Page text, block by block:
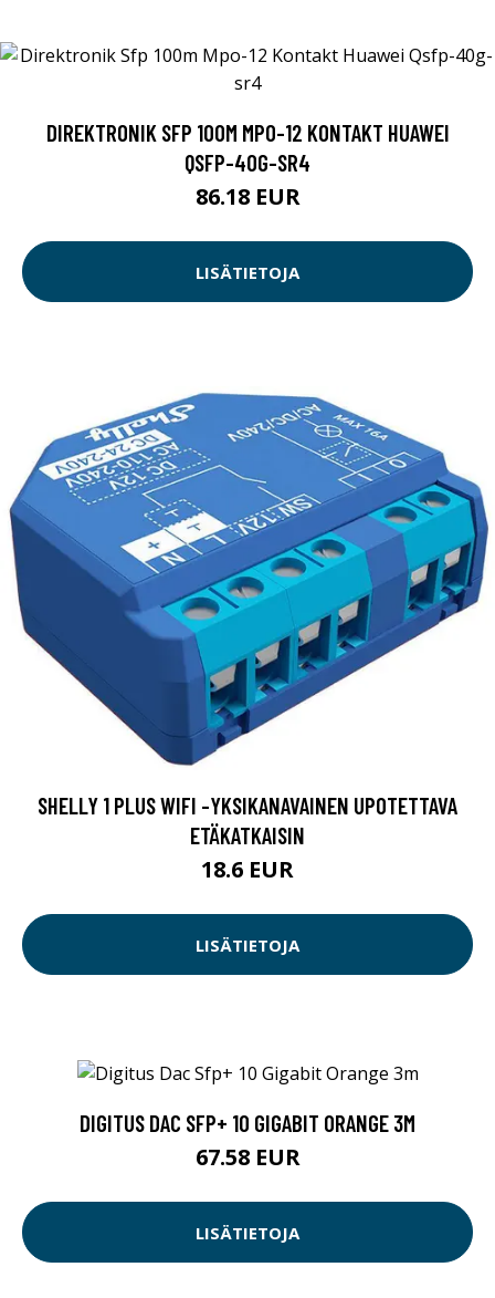
DIREKTRONIK SFP 100M MPO-12 KONTAKT HUAWEI
QSFP-40G-SR4
86.18 EUR
LISÄTIETOJA
SHELLY 1 PLUS WIFI -YKSIKANAVAINEN UPOTETTAVA
ETÄKATKAISIN
18.6 EUR
LISÄTIETOJA
DIGITUS DAC SFP+ 10 GIGABIT ORANGE 3M
67.58 EUR
LISÄTIETOJA